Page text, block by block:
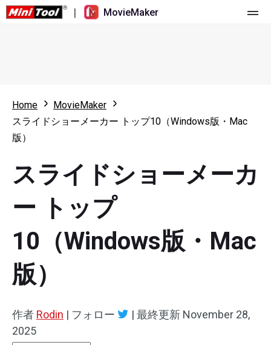
| MovieMaker
更新履歴
マルチトラック動画編集
アスペクト比
速度変更/リバース
トリミング/スプリット/クロップ
テキスト/エレメント
リソース
ビデオ編集のヒント
画面録画ツール
動画変換ツール
オンライン動画ダウンロード ツール
Home
MovieMaker
スライドショーメーカー トップ10（Windows版・Mac
版）
スライドショーメーカ
ー トップ
10（Windows版・Mac
版）
作者 Rodin | フォロー | 最終更新 November 28,
2025